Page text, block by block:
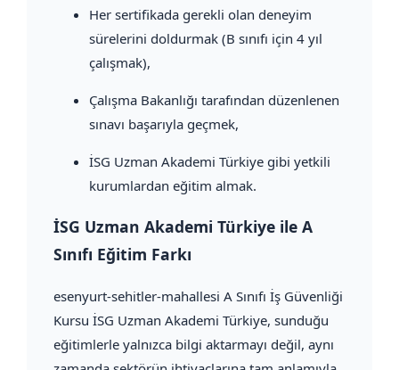
Her sertifikada gerekli olan deneyim
sürelerini doldurmak (B sınıfı için 4 yıl
çalışmak),
Çalışma Bakanlığı tarafından düzenlenen
sınavı başarıyla geçmek,
İSG Uzman Akademi Türkiye gibi yetkili
kurumlardan eğitim almak.
İSG Uzman Akademi Türkiye ile A
Sınıfı Eğitim Farkı
esenyurt-sehitler-mahallesi A Sınıfı İş Güvenliği
Kursu İSG Uzman Akademi Türkiye, sunduğu
eğitimlerle yalnızca bilgi aktarmayı değil, aynı